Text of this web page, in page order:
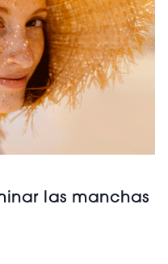
las manchas